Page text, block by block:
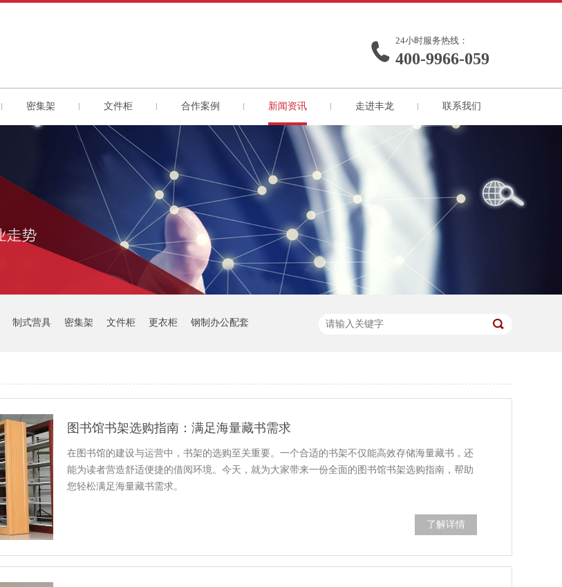
24小时服务热线：
400-9966-059
密集架 文件柜 合作案例 新闻资讯 走进丰龙 联系我们
制式营具 密集架 文件柜 更衣柜 钢制办公配套
图书馆书架选购指南：满足海量藏书需求
在图书馆的建设与运营中，书架的选购至关重要。一个合适的书架不仅能高效存储海量藏书，还
能为读者营造舒适便捷的借阅环境。今天，就为大家带来一份全面的图书馆书架选购指南，帮助
您轻松满足海量藏书需求。
了解详情